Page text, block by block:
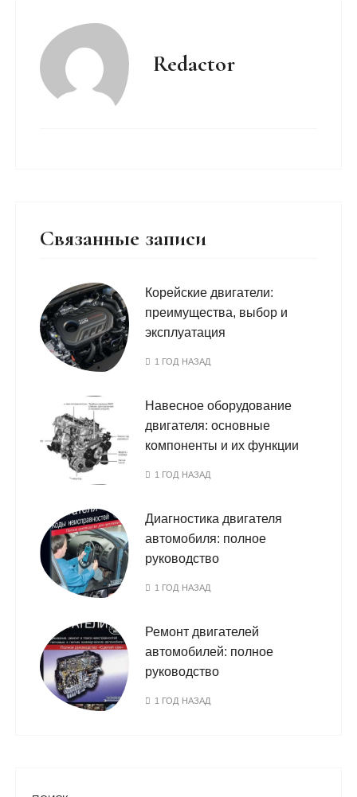
Redactor
Связанные записи
Корейские двигатели:
преимущества, выбор и
эксплуатация
1 ГОД НАЗАД
Навесное оборудование
двигателя: основные
компоненты и их функции
1 ГОД НАЗАД
Диагностика двигателя
автомобиля: полное
руководство
1 ГОД НАЗАД
Ремонт двигателей
автомобилей: полное
руководство
1 ГОД НАЗАД